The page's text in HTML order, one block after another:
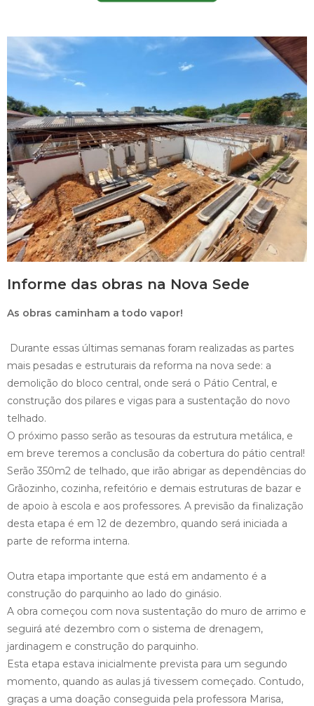
Informe das obras na Nova Sede
As obras caminham a todo vapor!
Durante essas últimas semanas foram realizadas as partes
mais pesadas e estruturais da reforma na nova sede: a
demolição do bloco central, onde será o Pátio Central, e
construção dos pilares e vigas para a sustentação do novo
telhado.
O próximo passo serão as tesouras da estrutura metálica, e
em breve teremos a conclusão da cobertura do pátio central!
Serão 350m2 de telhado, que irão abrigar as dependências do
Grãozinho, cozinha, refeitório e demais estruturas de bazar e
de apoio à escola e aos professores. A previsão da finalização
desta etapa é em 12 de dezembro, quando será iniciada a
parte de reforma interna.
Outra etapa importante que está em andamento é a
construção do parquinho ao lado do ginásio.
A obra começou com nova sustentação do muro de arrimo e
seguirá até dezembro com o sistema de drenagem,
jardinagem e construção do parquinho.
Esta etapa estava inicialmente prevista para um segundo
momento, quando as aulas já tivessem começado. Contudo,
graças a uma doação conseguida pela professora Marisa,